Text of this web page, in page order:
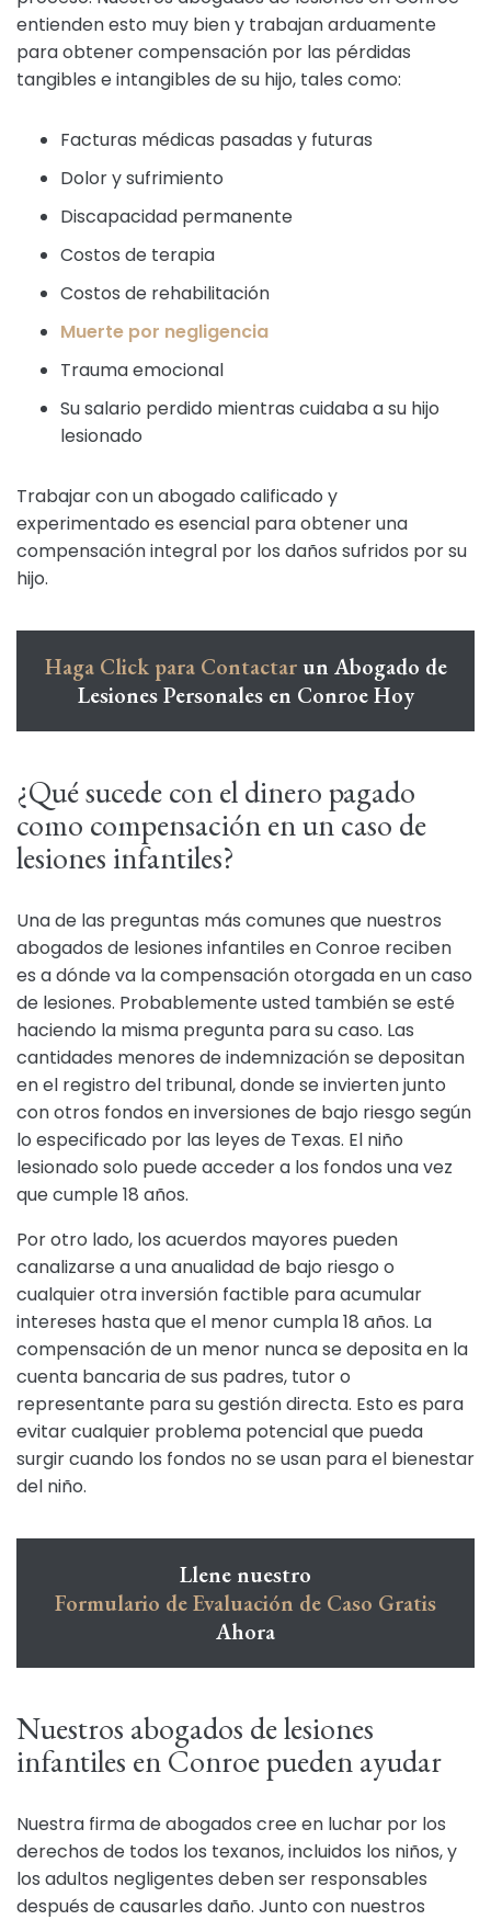
entienden esto muy bien y trabajan arduamente
para obtener compensación por las pérdidas
tangibles e intangibles de su hijo, tales como:
Facturas médicas pasadas y futuras
Dolor y sufrimiento
Discapacidad permanente
Costos de terapia
Costos de rehabilitación
Muerte por negligencia
Trauma emocional
Su salario perdido mientras cuidaba a su hijo
lesionado
Trabajar con un abogado calificado y
experimentado es esencial para obtener una
compensación integral por los daños sufridos por su
hijo.
Haga Click para Contactarun Abogado de
Lesiones Personales en Conroe Hoy
¿Qué sucede con el dinero pagado
como compensación en un caso de
lesiones infantiles?
Una de las preguntas más comunes que nuestros
abogados de lesiones infantiles en Conroe reciben
es a dónde va la compensación otorgada en un caso
de lesiones. Probablemente usted también se esté
haciendo la misma pregunta para su caso. Las
cantidades menores de indemnización se depositan
en el registro del tribunal, donde se invierten junto
con otros fondos en inversiones de bajo riesgo según
lo especificado por las leyes de Texas. El niño
lesionado solo puede acceder a los fondos una vez
que cumple 18 años.
Por otro lado, los acuerdos mayores pueden
canalizarse a una anualidad de bajo riesgo o
cualquier otra inversión factible para acumular
intereses hasta que el menor cumpla 18 años. La
compensación de un menor nunca se deposita en la
cuenta bancaria de sus padres, tutor o
representante para su gestión directa. Esto es para
evitar cualquier problema potencial que pueda
surgir cuando los fondos no se usan para el bienestar
del niño.
Llene nuestro
Formulario de Evaluación de Caso Gratis
Ahora
Nuestros abogados de lesiones
infantiles en Conroe pueden ayudar
Nuestra firma de abogados cree en luchar por los
derechos de todos los texanos, incluidos los niños, y
los adultos negligentes deben ser responsables
después de causarles daño. Junto con nuestros